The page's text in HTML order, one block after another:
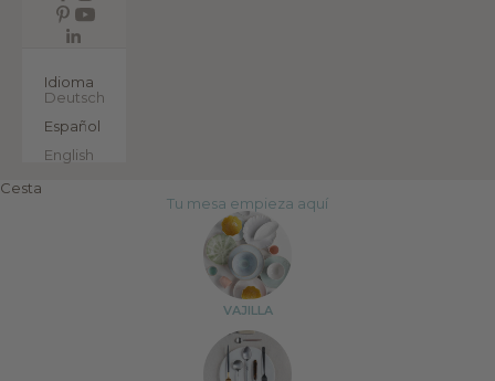
Idioma
Deutsch
Español
English
Cesta
Tu mesa empieza aquí
VAJILLA